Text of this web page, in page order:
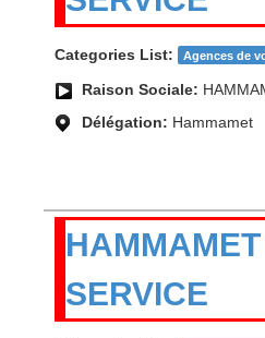
Categories List: Agences de
Raison Sociale:
Délégation: Hammamet
SERVICE